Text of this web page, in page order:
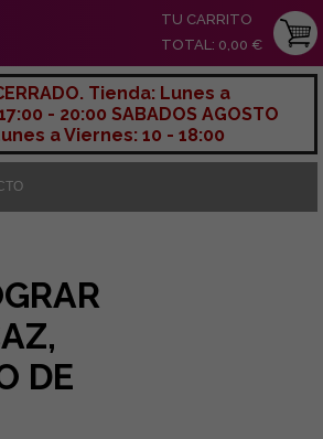
TU CARRITO
TOTAL: 0,00 €
Tienda: Lunes a
- 20:00 SABADOS AGOSTO
a Viernes: 10 - 18:00
DE